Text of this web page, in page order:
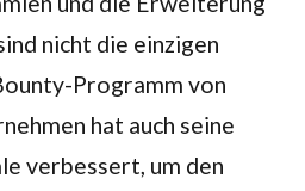
nicht die einzigen
Programm von
hat auch seine
verbessert, um den